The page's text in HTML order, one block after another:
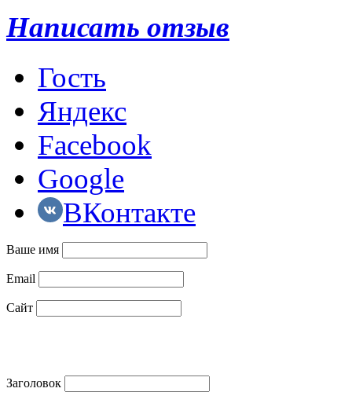
Написать отзыв
Гость
Яндекс
Facebook
Google
ВКонтакте
Ваше имя
Email
Сайт
Заголовок